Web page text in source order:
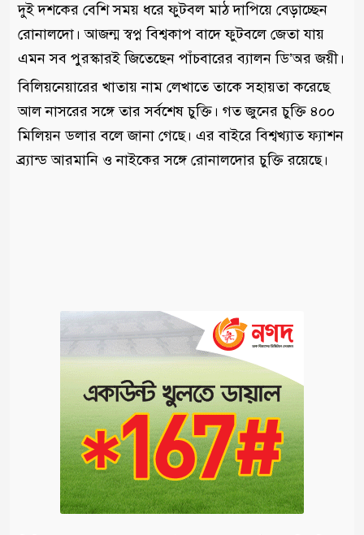
দুই দশকের বেশি সময় ধরে ফুটবল মাঠ দাপিয়ে বেড়াচ্ছেন
রোনালদো। আজন্ম স্বপ্ন বিশ্বকাপ বাদে ফুটবলে জেতা যায়
এমন সব পুরস্কারই জিতেছেন পাঁচবারের ব্যালন ডি’অর জয়ী।
বিলিয়নেয়ারের খাতায় নাম লেখাতে তাকে সহায়তা করেছে
আল নাসরের সঙ্গে তার সর্বশেষ চুক্তি। গত জুনের চুক্তি ৪০০
মিলিয়ন ডলার বলে জানা গেছে। এর বাইরে বিশ্বখ্যাত ফ্যাশন
ব্র্যান্ড আরমানি ও নাইকের সঙ্গে রোনালদোর চুক্তি রয়েছে।